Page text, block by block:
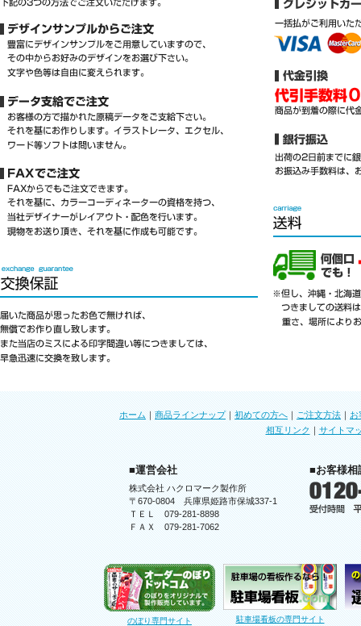
ホーム ｜ 商品ラインナップ｜ 初めての方へ ｜ ご注文方法 ｜ お
相互リンク ｜ サイトマ
■運営会社
株式会社 ハクロマーク製作所
〒670-0804 兵庫県姫路市保城337-1
ＴＥＬ 079-281-8898
ＦＡＸ 079-281-7062
■お客様相
のぼり専門サイト 駐車場看板の専門サイト